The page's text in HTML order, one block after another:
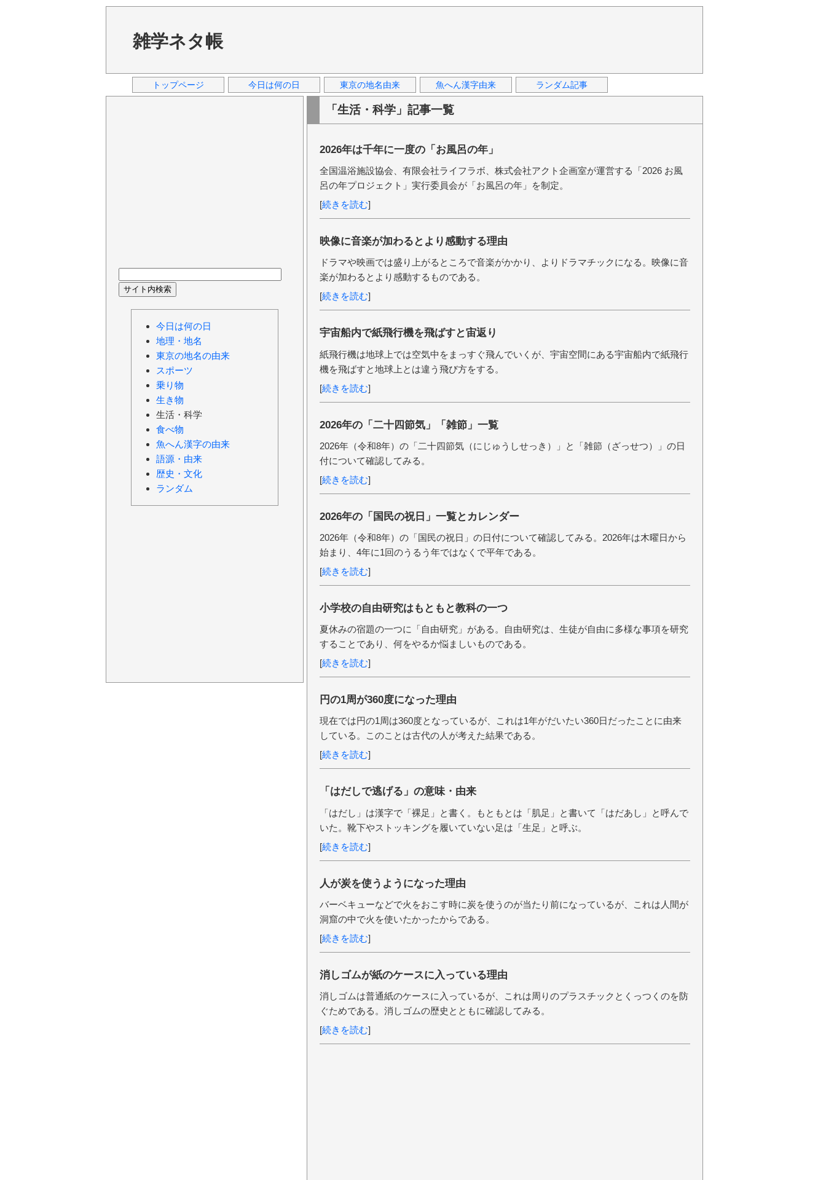
雑学ネタ帳
トップページ 今日は何の日 東京の地名由来 魚へん漢字由来 ランダム記事
「生活・科学」記事一覧
2026年は千年に一度の「お風呂の年」
全国温浴施設協会、有限会社ライフラボ、株式会社アクト企画室が運営する「2026 お風
呂の年プロジェクト」実行委員会が「お風呂の年」を制定。
[続きを読む]
映像に音楽が加わるとより感動する理由
ドラマや映画では盛り上がるところで音楽がかかり、よりドラマチックになる。映像に音
楽が加わるとより感動するものである。
[続きを読む]
宇宙船内で紙飛行機を飛ばすと宙返り
紙飛行機は地球上では空気中をまっすぐ飛んでいくが、宇宙空間にある宇宙船内で紙飛行
機を飛ばすと地球上とは違う飛び方をする。
[続きを読む]
2026年の「二十四節気」「雑節」一覧
2026年（令和8年）の「二十四節気（にじゅうしせっき）」と「雑節（ざっせつ）」の日
付について確認してみる。
[続きを読む]
2026年の「国民の祝日」一覧とカレンダー
2026年（令和8年）の「国民の祝日」の日付について確認してみる。2026年は木曜日から
始まり、4年に1回のうるう年ではなくで平年である。
[続きを読む]
小学校の自由研究はもともと教科の一つ
夏休みの宿題の一つに「自由研究」がある。自由研究は、生徒が自由に多様な事項を研究
することであり、何をやるか悩ましいものである。
[続きを読む]
円の1周が360度になった理由
現在では円の1周は360度となっているが、これは1年がだいたい360日だったことに由来
している。このことは古代の人が考えた結果である。
[続きを読む]
「はだしで逃げる」の意味・由来
「はだし」は漢字で「裸足」と書く。もともとは「肌足」と書いて「はだあし」と呼んで
いた。靴下やストッキングを履いていない足は「生足」と呼ぶ。
[続きを読む]
人が炭を使うようになった理由
バーベキューなどで火をおこす時に炭を使うのが当たり前になっているが、これは人間が
洞窟の中で火を使いたかったからである。
[続きを読む]
消しゴムが紙のケースに入っている理由
消しゴムは普通紙のケースに入っているが、これは周りのプラスチックとくっつくのを防
ぐためである。消しゴムの歴史とともに確認してみる。
[続きを読む]
今日は何の日
地理・地名
東京の地名の由来
スポーツ
乗り物
生き物
生活・科学
食べ物
魚へん漢字の由来
語源・由来
歴史・文化
ランダム